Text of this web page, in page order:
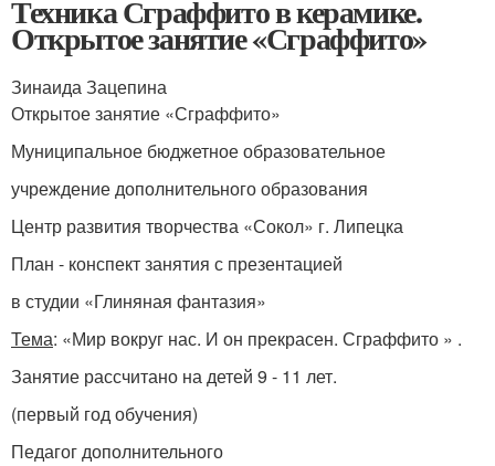
Техника Сграффито в керамике.
Открытое занятие «Сграффито»
Зинаида Зацепина
Открытое занятие «Сграффито»
Муниципальное бюджетное образовательное
учреждение дополнительного образования
Центр развития творчества «Сокол» г. Липецка
План - конспект занятия с презентацией
в студии «Глиняная фантазия»
Тема: «Мир вокруг нас. И он прекрасен. Сграффито » .
Занятие рассчитано на детей 9 - 11 лет.
(первый год обучения)
Педагог дополнительного